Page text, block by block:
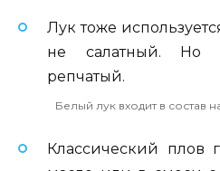
Лук тоже
не салатный. Но
репчатый.
Белый лук входит в состав
Классический плов